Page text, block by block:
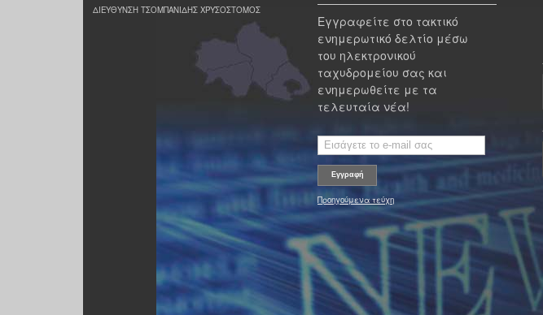
ΔΙΕΥΘΥΝΣΗ ΤΣΟΜΠΑΝΙΔΗΣ ΧΡΥΣΟΣΤΟΜΟΣ
Εγγραφείτε στο τακτικό
ενημερωτικό δελτίο μέσω
του ηλεκτρονικού
ταχυδρομείου σας και
ενημερωθείτε με τα
τελευταία νέα!
Προηγούμενα τεύχη